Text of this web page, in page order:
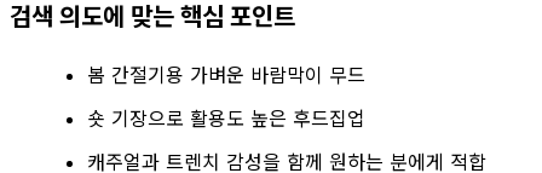
검색 의도에 맞는 핵심 포인트
봄 간절기용 가벼운 바람막이 무드
숏 기장으로 활용도 높은 후드집업
캐주얼과 트렌치 감성을 함께 원하는 분에게 적합